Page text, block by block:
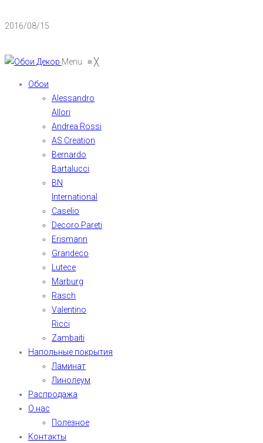
2016/08/15
Menu ≡╳
Обои
Alessandro
Allori
Andrea Rossi
AS Creation
Bernardo
Bartalucci
BN
International
Caselio
Decoro Pareti
Erismann
Grandeco
Lutece
Marburg
Rasch
Valentino
Ricci
Zambaiti
Напольные покрытия
Ламинат
Линолеум
Распродажа
О нас
Полезное
Контакты